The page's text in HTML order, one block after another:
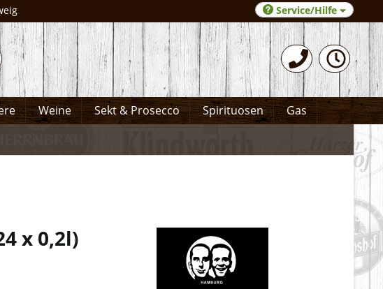
0531-372066
Service/Hilfe
Weine Sekt & Prosecco Spirituosen Gas
x 0,2l)